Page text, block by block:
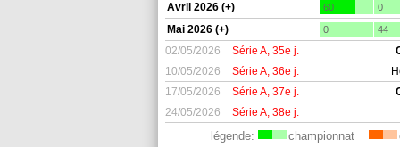
Avril 2026 (+) 60 0
Mai 2026 (+) 0 44
02/05/2026 Série A, 35e j.
10/05/2026
Série A, 36e j.
17/05/2026
Série A, 37e j.
24/05/2026
Série A, 38e j.
légende: championnat